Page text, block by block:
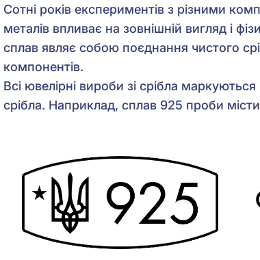
Сотні років експериментів з різними
металів впливає на зовнішній вигляд і
сплав являє собою поєднання чистого
компонентів.
Всі ювелірні вироби зі срібла
срібла. Наприклад, сплав 925 проби